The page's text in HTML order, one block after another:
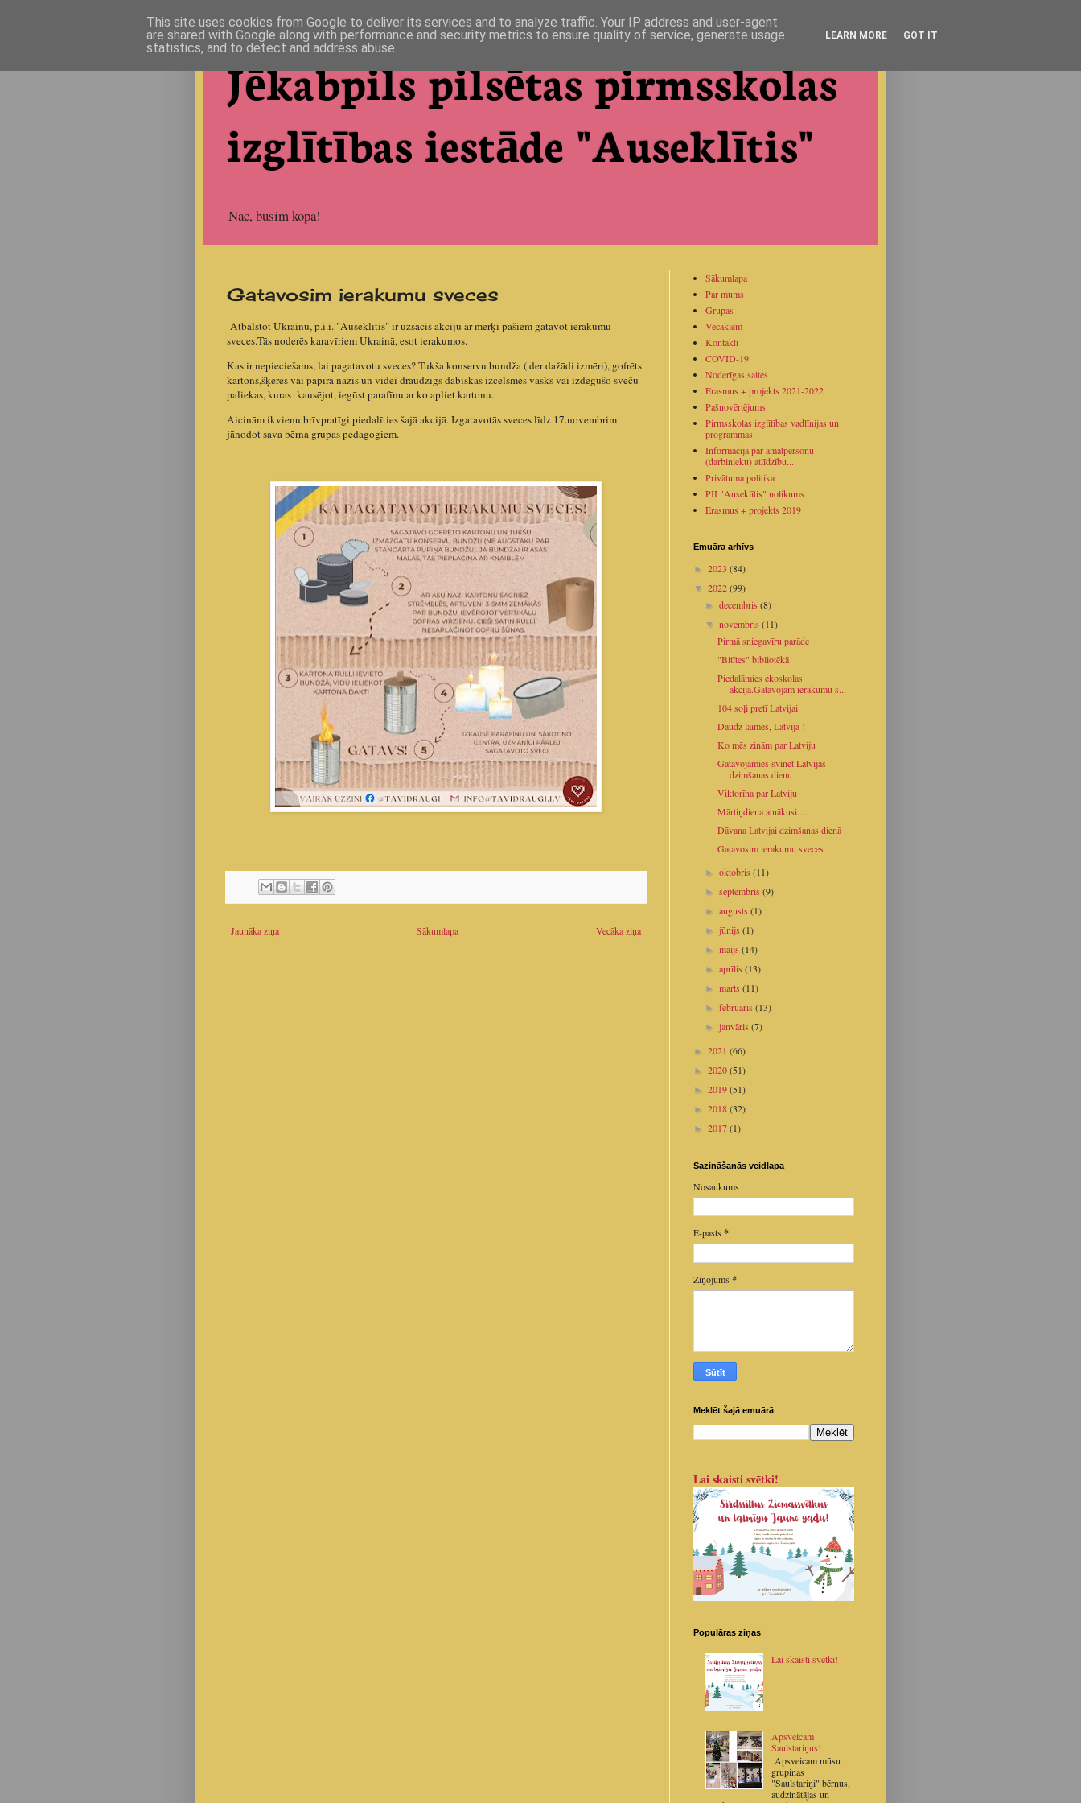
Jēkabpils pilsētas pirmsskolas
izglītības iestāde "Auseklītis"
Nāc, būsim kopā!
Gatavosim ierakumu sveces
Atbalstot Ukrainu, p.i.i. "Auseklītis" ir uzsācis akciju ar mērķi pašiem gatavot ierakumu
sveces.Tās noderēs karavīriem Ukrainā, esot ierakumos.
Kas ir nepieciešams, lai pagatavotu sveces? Tukša konservu bundža ( der dažādi izmēri), gofrēts
kartons,šķēres vai papīra nazis un videi draudzīgs dabiskas izcelsmes vasks vai izdegušo sveču
paliekas, kuras kausējot, iegūst parafīnu ar ko apliet kartonu.
Aicinām ikvienu brīvpratīgi piedalīties šajā akcijā. Izgatavotās sveces līdz 17.novembrim
jānodot sava bērna grupas pedagogiem.
Jaunāka ziņa Vecāka ziņa
Sākumlapa
Sākumlapa
Par mums
Grupas
Vecākiem
Kontakti
COVID-19
Noderīgas saites
Erasmus + projekts 2021-2022
Pašnovērtējums
Pirmsskolas izglītības vadlīnijas un
programmas
Informācija par amatpersonu
(darbinieku) atlīdzību...
Privātuma politika
PII "Auseklītis" nolikums
Erasmus + projekts 2019
Emuāra arhīvs
► 2023 (84)
▼ 2022(99)
►decembris(8)
▼novembris(11)
Pirmā sniegavīru parāde
"Bitītes" bibliotēkā
Piedalāmies ekoskolas
akcijā.Gatavojam ierakumu s...
104 soļi pretī Latvijai
Daudz laimes, Latvija !
Ko mēs zinām par Latviju
Gatavojamies svinēt Latvijas
dzimšanas dienu
Viktorīna par Latviju
Mārtiņdiena atnākusi....
Dāvana Latvijai dzimšanas dienā
Gatavosim ierakumu sveces
►oktobris(11)
►septembris(9)
►augusts(1)
►jūnijs(1)
►maijs(14)
►aprīlis(13)
►marts(11)
►februāris(13)
►janvāris(7)
► 2021 (66)
► 2020(51)
► 2019(51)
► 2018(32)
► 2017(1)
Sazināšanās veidlapa
Nosaukums
E-pasts *
Ziņojums *
Meklēt šajā emuārā
Lai skaisti svētki!
Populāras ziņas
Lai skaisti svētki!
Apsveicam
Saulstariņus!
Apsveicam mūsu
grupinas
"Saulstariņi" bērnus,
audzinātājas un
This site uses cookies from Google to deliver its services and to analyze traffic. Your IP address and user-agent
are shared with Google along with performance and security metrics to ensure quality of service, generate usage
statistics, and to detect and address abuse.
LEARN MORE GOT IT